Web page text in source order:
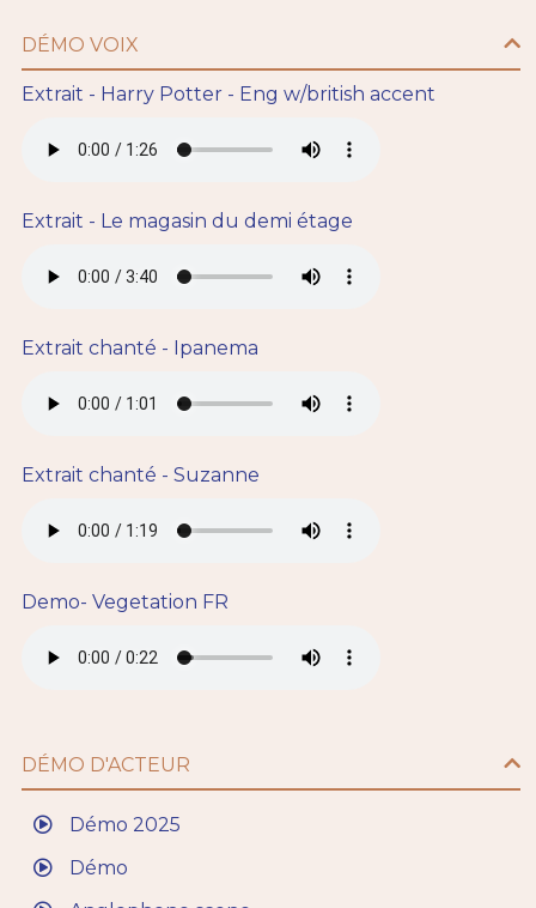
DÉMO VOIX
Extrait - Harry Potter - Eng w/british accent
Extrait - Le magasin du demi étage
Extrait chanté - Ipanema
Extrait chanté - Suzanne
Demo- Vegetation FR
DÉMO D'ACTEUR
Démo 2025
Démo